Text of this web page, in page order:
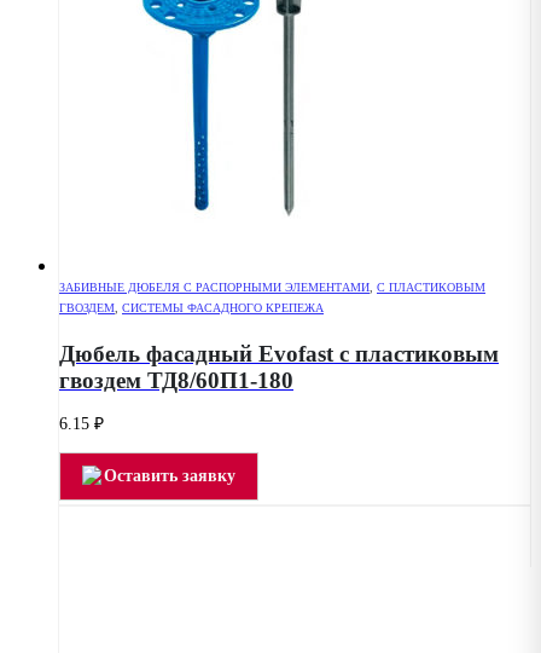
ЗАБИВНЫЕ ДЮБЕЛЯ С РАСПОРНЫМИ ЭЛЕМЕНТАМИ С ПЛАСТИКОВЫМ
ГВОЗДЕМ СИСТЕМЫ ФАСАДНОГО КРЕПЕЖА
Дюбель фасадный Evofast с пластиковым
гвоздем ТД8/60П1-180
6.15 ₽
Оставить заявку